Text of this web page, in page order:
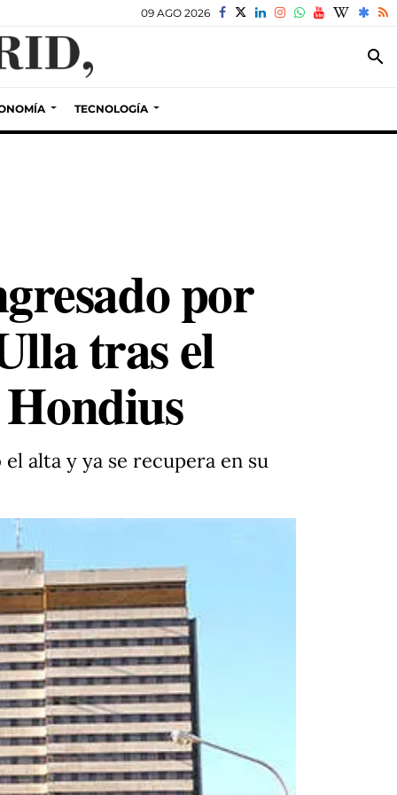
09 AGO 2026
search
TECNOLOGÍA
por
tras el
alta y ya se recupera en su